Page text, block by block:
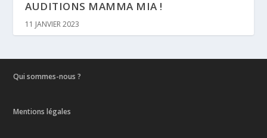
AUDITIONS MAMMA MIA !
11 JANVIER 2023
Qui sommes-nous ?
Mentions légales